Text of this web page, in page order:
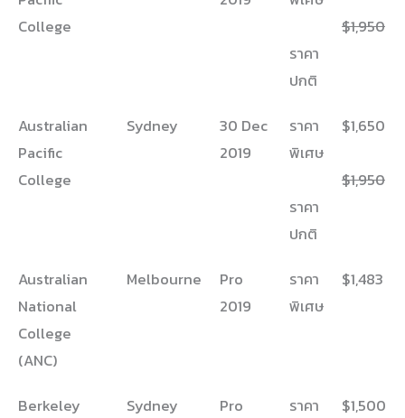
College
ราคา
ปกติ
$1,950
Australian
Pacific
College
Sydney
30 Dec
2019
ราคา
พิเศษ
ราคา
ปกติ
$1,650
$1,950
Australian
National
College
(ANC)
Melbourne
Pro
2019
ราคา
พิเศษ
$1,483
Berkeley
Sydney
Pro
ราคา
$1,500